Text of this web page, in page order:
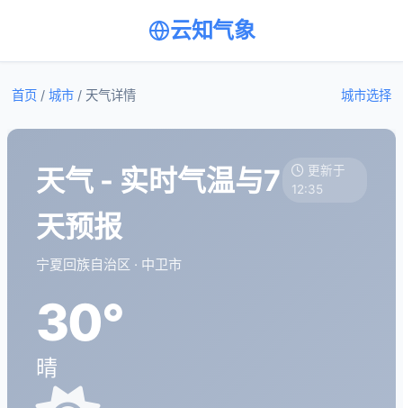
云知气象
城市选择
首页 / 城市 / 天气详情
天气 - 实时气温与7
天预报
宁夏回族自治区 · 中卫市
更新于
12:35
30°
晴